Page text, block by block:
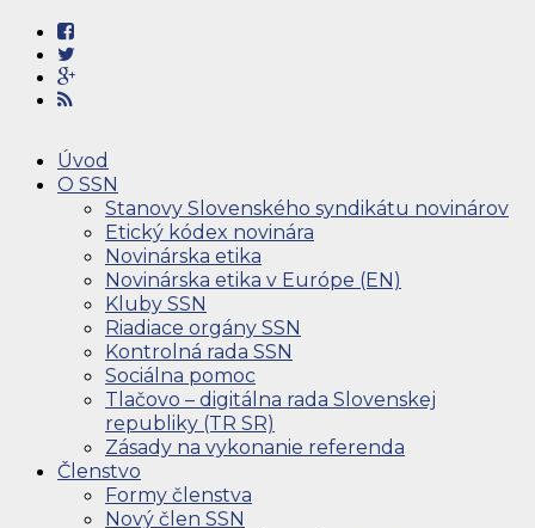
Úvod
O SSN
Stanovy Slovenského syndikátu novinárov
Etický kódex novinára
Novinárska etika
Novinárska etika v Európe (EN)
Kluby SSN
Riadiace orgány SSN
Kontrolná rada SSN
Sociálna pomoc
Tlačovo – digitálna rada Slovenskej
republiky (TR SR)
Zásady na vykonanie referenda
Členstvo
Formy členstva
Nový člen SSN